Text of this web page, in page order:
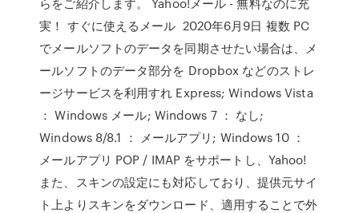
実！ すぐに使えるメール 2020年6月9日 複数 PC
でメールソフトのデータを同期させたい場合は、メ
ールソフトのデータ部分を Dropbox などのストレ
ージサービスを利用すれ Express; Windows Vista
： Windows メール; Windows 7 ： なし;
Windows 8/8.1 ： メールアプリ; Windows 10 ：
メールアプリ POP / IMAP をサポートし、Yahoo!
また、スキンの設定にも対応しており、提供元サイ
ト上よりスキンをダウンロード、適用することで外